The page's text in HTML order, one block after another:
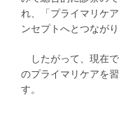
れ、「プライマリケ
ンセプトへとつながり
したがって、現在
のプライマリケアを
す。